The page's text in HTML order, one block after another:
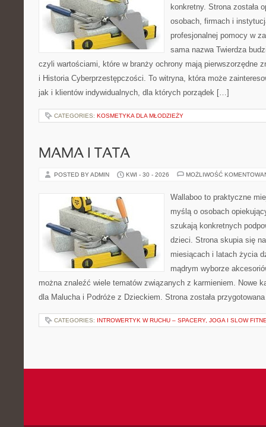
konkretny. Strona została
osobach, firmach i
profesjonalnej pomocy w
sama nazwa Twierdza
czyli wartościami, które w branży ochrony mają pierwszorzędne
i Historia Cyberprzestępczości. To witryna, która może
jak i klientów indywidualnych, dla których porządek […]
CATEGORIES: KOSMETYKA DLA MŁODZIEŻY
MAMA I TATA
POSTED BY ADMIN KWI - 30 - 2026 MOŻLIWOŚĆ
Wallaboo to praktyczne
myślą o osobach
szukają konkretnych
dzieci. Strona skupia się
miesiącach i latach życia
mądrym wyborze
można znaleźć wiele tematów związanych z karmieniem. Nowe
dla Malucha i Podróże z Dzieckiem. Strona została
CATEGORIES: INTROWERTYK W RUCHU – SPACERY, JOGA I SLOW